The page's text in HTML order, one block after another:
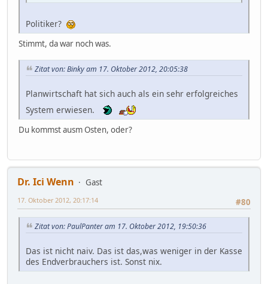
Politiker?
Stimmt, da war noch was.
Zitat von: Binky am 17. Oktober 2012, 20:05:38
Planwirtschaft hat sich auch als ein sehr erfolgreiches
System erwiesen.
Du kommst ausm Osten, oder?
Dr. Ici Wenn
Gast
#80
17. Oktober 2012, 20:17:14
Zitat von: PaulPanter am 17. Oktober 2012, 19:50:36
Das ist nicht naiv. Das ist das,was weniger in der Kasse
des Endverbrauchers ist. Sonst nix.